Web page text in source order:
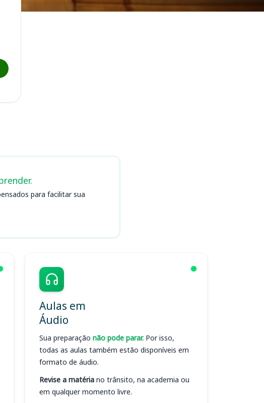
para facilitar sua
Aulas em
Áudio
Sua preparação não pode parar. Por isso,
todas as aulas também estão disponíveis em
formato de áudio.
Revise a matéria no trânsito, na academia ou
em qualquer momento livre.